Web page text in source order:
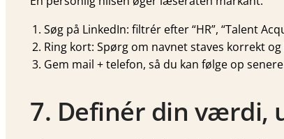
Søg på LinkedIn: filtrér efter “HR”, “Talent
Ring kort: Spørg om navnet staves korrekt
Gem mail + telefon, så du kan følge op
7. Definér din værdi,